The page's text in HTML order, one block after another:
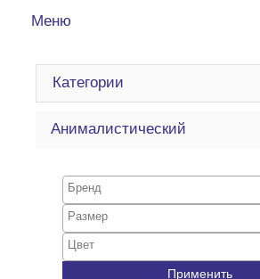
Меню
Категории
Анималистический
Применить